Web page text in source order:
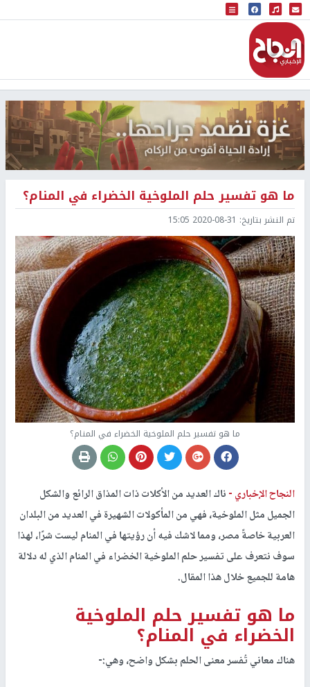
البث المباشر
إذاعة النجاح
ما هو تفسير حلم الملوخية الخضراء في المنام؟
تم النشر بتاريخ: 2020-08-31 15:05
ما هو تفسير حلم الملوخية الخضراء في المنام؟
النجاح الإخباري -ناك العديد من الأكلات ذات المذاق الرائع والشكل
الجميل مثل الملوخية، فهي من المأكولات الشهيرة في العديد من البلدان
العربية خاصةً مصر، ومما لاشك فيه أن رؤيتها في المنام ليست شرًا، لهذا
سوف نتعرف على تفسير حلم الملوخية الخضراء في المنام الذي له دلالة
هامة للجميع خلال هذا المقال.
ما هو تفسير حلم الملوخية
الخضراء في المنام؟
هناك معاني تُفسر معنى الحلم بشكل واضح، وهي:-